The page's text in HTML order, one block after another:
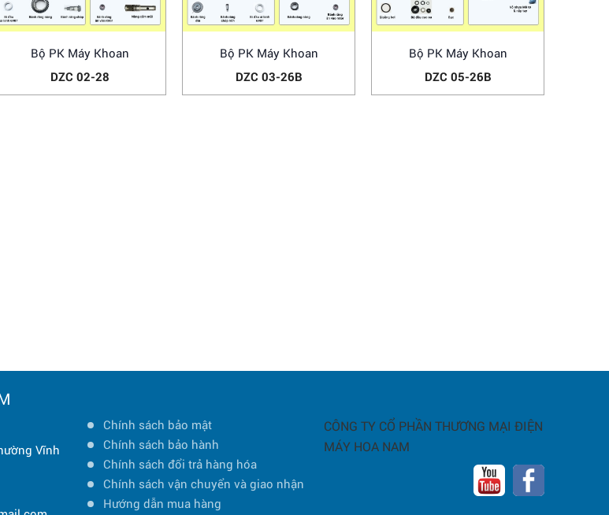
Bộ PK Máy Khoan
DZC 02-28
Bộ PK Máy Khoan
DZC 03-26B
Bộ PK Máy Khoan
DZC 05-26B
Vĩnh
Chính sách bảo mật
Chính sách bảo hành
Chính sách đổi trả hàng hóa
Chính sách vận chuyển và giao nhận
Hướng dẫn mua hàng
CÔNG TY CỔ PHẦN THƯƠNG MẠI ĐIỆN
MÁY HOA NAM